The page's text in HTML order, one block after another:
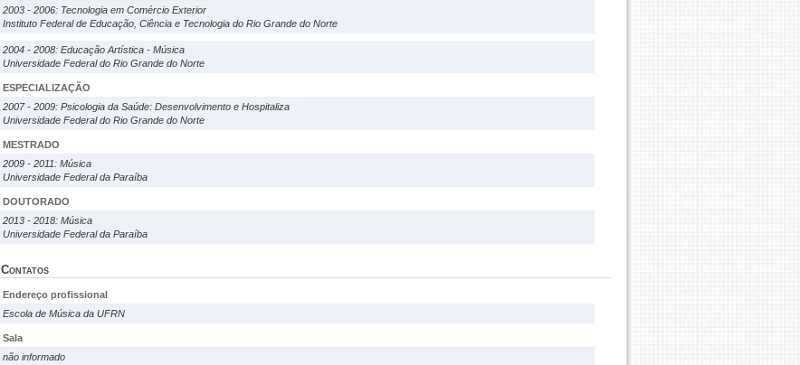
2003 - 2006: Tecnologia em Comércio Exterior
Instituto Federal de Educação, Ciência e Tecnologia do Rio Grande do Norte
2004 - 2008: Educação Artística - Música
Universidade Federal do Rio Grande do Norte
ESPECIALIZAÇÃO
2007 - 2009: Psicologia da Saúde: Desenvolvimento e Hospitaliza
Universidade Federal do Rio Grande do Norte
MESTRADO
2009 - 2011: Música
Universidade Federal da Paraíba
DOUTORADO
2013 - 2018: Música
Universidade Federal da Paraíba
Contatos
Endereço profissional
Escola de Música da UFRN
Sala
não informado